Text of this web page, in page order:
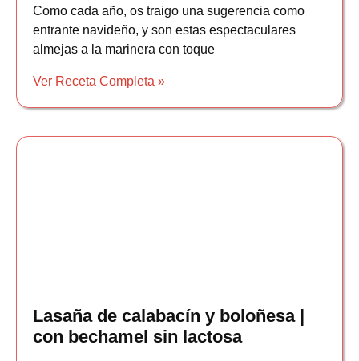
Como cada año, os traigo una sugerencia como
entrante navideño, y son estas espectaculares
almejas a la marinera con toque
Ver Receta Completa »
Lasaña de calabacín y boloñesa |
con bechamel sin lactosa